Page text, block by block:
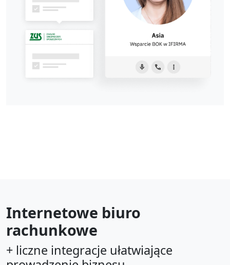
Internetowe biuro
rachunkowe
+ liczne integracje ułatwiające